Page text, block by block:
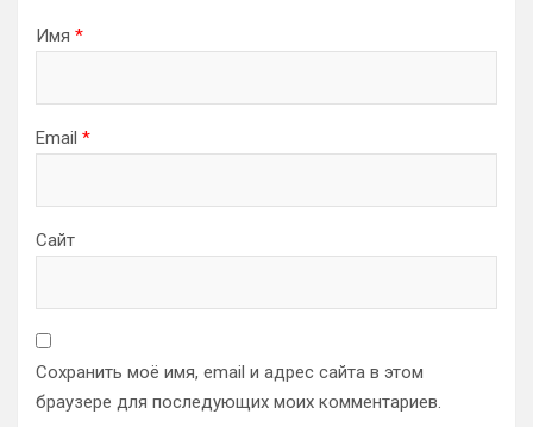
Имя *
Email *
Сайт
Сохранить моё имя, email и адрес сайта в этом
браузере для последующих моих комментариев.